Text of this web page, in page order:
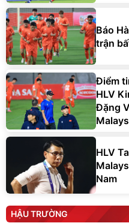
Báo
trận
Điểm
HLV
Đặng
HLV
Nam
HẬU TRƯỜNG